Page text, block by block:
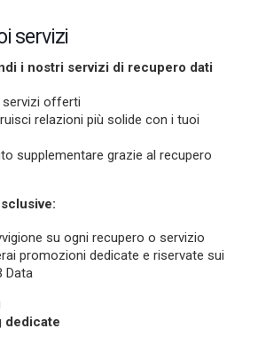
servizi
i nostri servizi di recupero dati
offerti
relazioni più solide con i tuoi
supplementare grazie al recupero
su ogni recupero o servizio
promozioni dedicate e riservate sui
Data
dedicate